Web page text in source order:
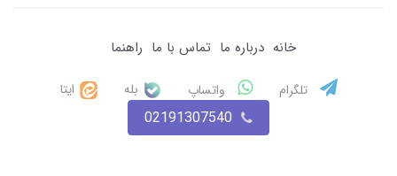
خانه درباره ما تماس با ما راهنما
تلگرام واتساپ بله ایتا
02191307540